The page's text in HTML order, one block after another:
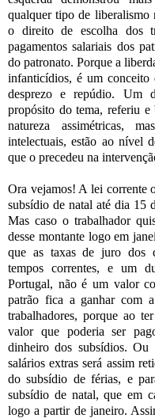
qualquer tipo de liberalismo
o direito de escolha dos
pagamentos salariais dos
do patronato. Porque a
infanticídios, é um conceito
desprezo e repúdio. Um
propósito do tema, referiu e
natureza assimétricas,
intelectuais, estão ao nível
que o precedeu na
Ora vejamos! A lei corrente
subsídio de natal até dia 15
Mas caso o trabalhador
desse montante logo em
que as taxas de juro dos
tempos correntes, e um
Portugal, não é um valor
patrão fica a ganhar com
trabalhadores, porque ao
valor que poderia ser
dinheiro dos subsídios.
salários extras será assim
do subsídio de férias, e
subsídio de natal, que em
logo a partir de janeiro.